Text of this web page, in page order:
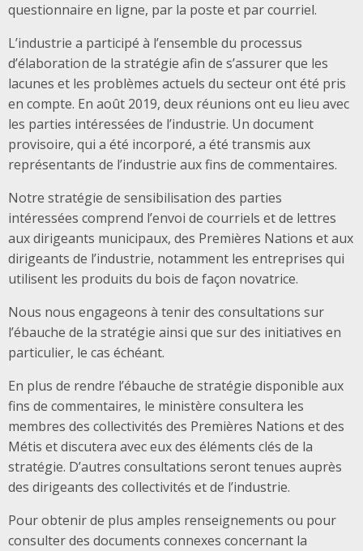
questionnaire en ligne, par la poste et par courriel.
L’industrie a participé à l’ensemble du processus
d’élaboration de la stratégie afin de s’assurer que les
lacunes et les problèmes actuels du secteur ont été pris
en compte. En août 2019, deux réunions ont eu lieu avec
les parties intéressées de l’industrie. Un document
provisoire, qui a été incorporé, a été transmis aux
représentants de l’industrie aux fins de commentaires.
Notre stratégie de sensibilisation des parties
intéressées comprend l’envoi de courriels et de lettres
aux dirigeants municipaux, des Premières Nations et aux
dirigeants de l’industrie, notamment les entreprises qui
utilisent les produits du bois de façon novatrice.
Nous nous engageons à tenir des consultations sur
l’ébauche de la stratégie ainsi que sur des initiatives en
particulier, le cas échéant.
En plus de rendre l’ébauche de stratégie disponible aux
fins de commentaires, le ministère consultera les
membres des collectivités des Premières Nations et des
Métis et discutera avec eux des éléments clés de la
stratégie. D’autres consultations seront tenues auprès
des dirigeants des collectivités et de l’industrie.
Pour obtenir de plus amples renseignements ou pour
consulter des documents connexes concernant la